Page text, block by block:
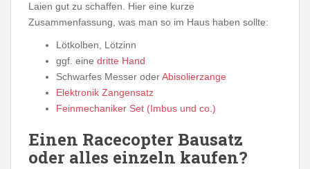
Laien gut zu schaffen. Hier eine kurze
Zusammenfassung, was man so im Haus haben sollte:
Lötkolben, Lötzinn
ggf. eine dritte Hand
Schwarfes Messer oderAbisolierzange
Elektronik Zangensatz
Feinmechaniker Set (Imbus und co.)
Einen Racecopter Bausatz
oder alles einzeln kaufen?